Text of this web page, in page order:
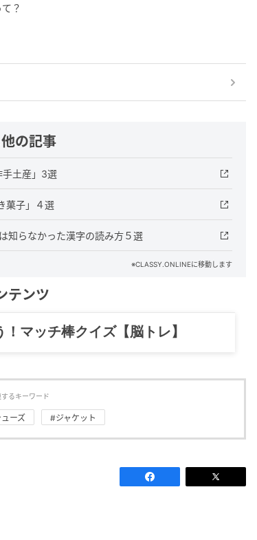
？
の記事
手土産」3選
菓子」４選
知らなかった漢字の読み方５選
※CLASSY.ONLINEに移動します
テンツ
部、読めます。
るキーワード
ーズ #ジャケット